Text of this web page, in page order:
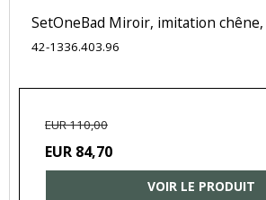
SetOneBad Miroir, imitation
42-1336.403.96
EUR 110,00
EUR 84,70
VOIR LE PRODUIT